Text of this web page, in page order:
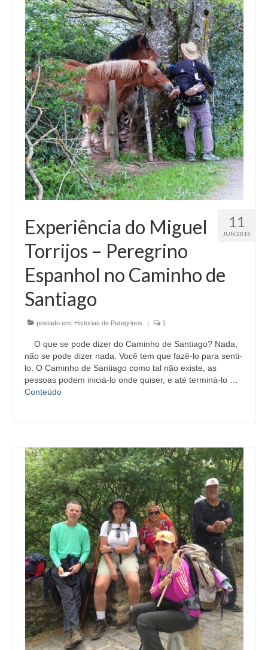
11
JUN 2015
Experiência do Miguel
Torrijos – Peregrino
Espanhol no Caminho de
Santiago
postado em: Historias de Peregrinos | 1
O que se pode dizer do Caminho de Santiago? Nada,
não se pode dizer nada. Você tem que fazê-lo para senti-
lo. O Caminho de Santiago como tal não existe, as
pessoas podem iniciá-lo onde quiser, e até terminá-lo …
Conteúdo